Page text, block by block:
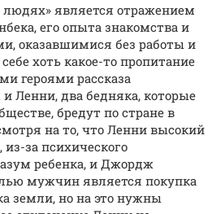
является отражением
его опыта знакомства и
оказавшимися без работы и
хоть какое-то пропитание
героями рассказа
Ленни, два бедняка, которые
бредут по стране в
на то, что Ленни высокий
за психического
ребенка, и Джордж
мужчин является покупка
земли, но на это нужны